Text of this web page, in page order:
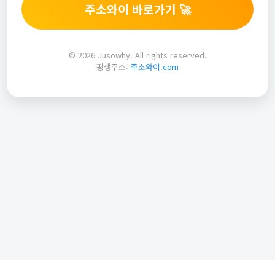
주소와이 바로가기 🚀
© 2026 Jusowhy. All rights reserved.
평생주소: 주소와이.com